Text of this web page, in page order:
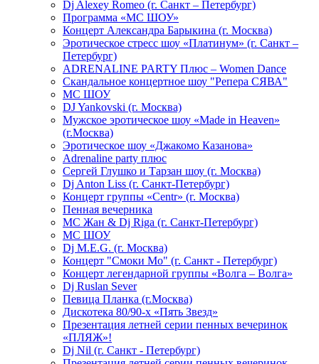
Dj Alexey Romeo (г. Санкт – Петербург)
Программа «МС ШОУ»
Концерт Александра Барыкина (г. Москва)
Эротическое стресс шоу «Платинум» (г. Санкт –
Петербург)
ADRENALINE PARTY Плюс – Women Dance
Скандальное концертное шоу "Репера СЯВА"
МС ШОУ
DJ Yankovski (г. Москва)
Мужское эротическое шоу «Made in Heaven»
(г.Москва)
Эротическое шоу «Джакомо Казанова»
Adrenaline party плюс
Сергей Глушко и Тарзан шоу (г. Москва)
Dj Anton Liss (г. Санкт-Петербург)
Концерт группы «Centr» (г. Москва)
Пенная вечерника
МС Жан & Dj Riga (г. Санкт-Петербург)
МС ШОУ
Dj M.E.G. (г. Москва)
Концерт "Смоки Мо" (г. Санкт - Петербург)
Концерт легендарной группы «Волга – Волга»
Dj Ruslan Sever
Певица Планка (г.Москва)
Дискотека 80/90-х «Пять Звезд»
Презентация летней серии пенных вечеринок
«ПЛЯЖ»!
Dj Nil (г. Санкт - Петербург)